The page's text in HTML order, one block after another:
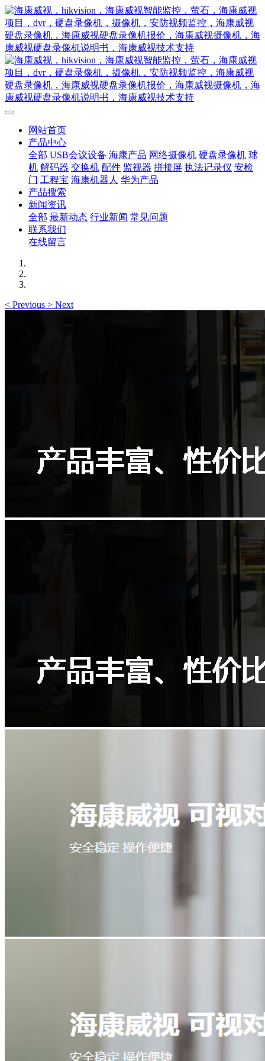
网站首页
产品中心
全部 USB会议设备 海康产品 网络摄像机 硬盘录像机 球
机 解码器 交换机 配件 监视器 拼接屏 执法记录仪 安检
门 工程宝 海康机器人 华为产品
产品搜索
新闻资讯
全部 最新动态 行业新闻 常见问题
联系我们
在线留言
< Previous > Next